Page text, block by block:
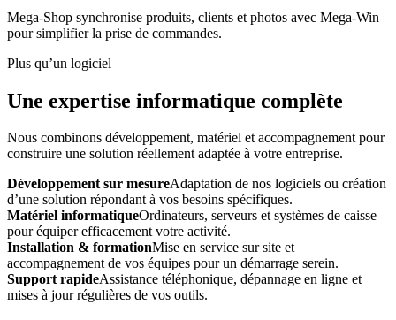
Mega-Shop synchronise produits, clients et photos avec Mega-Win
pour simplifier la prise de commandes.
Plus qu’un logiciel
Une expertise informatique complète
Nous combinons développement, matériel et accompagnement pour
construire une solution réellement adaptée à votre entreprise.
Développement sur mesureAdaptation de nos logiciels ou création
d’une solution répondant à vos besoins spécifiques.
Matériel informatiqueOrdinateurs, serveurs et systèmes de caisse
pour équiper efficacement votre activité.
Installation & formationMise en service sur site et
accompagnement de vos équipes pour un démarrage serein.
Support rapideAssistance téléphonique, dépannage en ligne et
mises à jour régulières de vos outils.